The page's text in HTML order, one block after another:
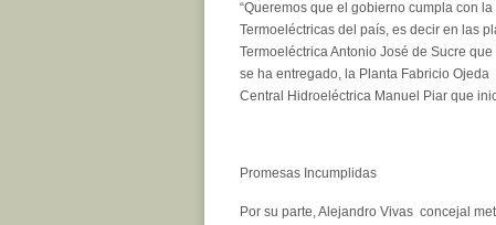
“Queremos que el gobierno cumpla con
Termoeléctricas del país, es decir en las
Termoeléctrica Antonio José de Sucre
se ha entregado, la Planta Fabricio
Central Hidroeléctrica Manuel Piar que
Promesas Incumplidas
Por su parte, Alejandro Vivas concejal